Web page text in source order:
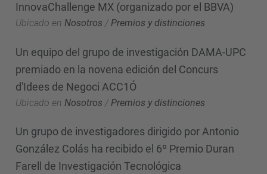
InnovaChallenge MX (organizado por el BBVA)
Ubicado en Nosotros /Premios y distinciones
Un equipo del grupo de investigación DAMA-UPC
premiado en la novena edición del Concurs
d'Idees de Negoci ACC1Ó
Ubicado en Nosotros / Premios y distinciones
Un grupo de investigadores dirigido por Antonio
González Colás ha recibido el 6º Premio Duran
Farell de Investigación Tecnológica